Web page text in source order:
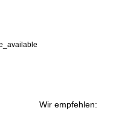
Wir empfehlen: